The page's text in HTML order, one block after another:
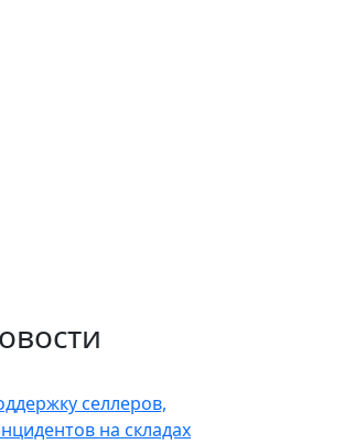
селлеров,
на складах